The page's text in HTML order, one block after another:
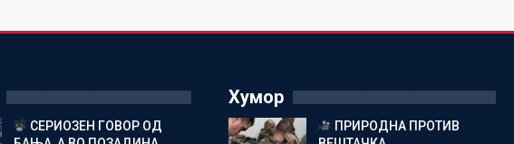
СЕРИОЗЕН ГОВОР ОД
Хумор
ПРИРОДНА ПРОТИВ